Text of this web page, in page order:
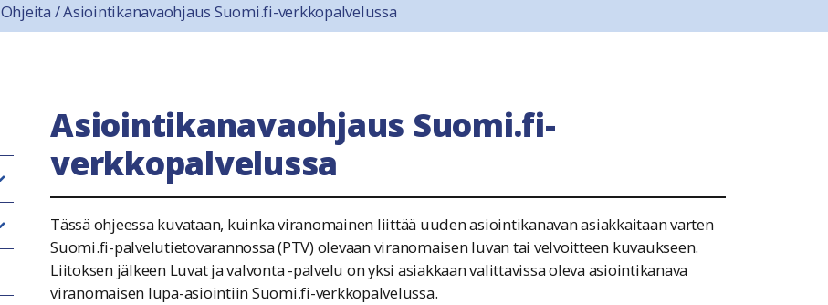
Ohjeita /Asiointikanavaohjaus Suomi.fi-verkkopalvelussa
Asiointikanavaohjaus Suomi.fi-
verkkopalvelussa
Tässä ohjeessa kuvataan, kuinka viranomainen liittää uuden asiointikanavan asiakkaitaan varten
Suomi.fi-palvelutietovarannossa (PTV) olevaan viranomaisen luvan tai velvoitteen kuvaukseen.
Liitoksen jälkeen Luvat ja valvonta -palvelu on yksi asiakkaan valittavissa oleva asiointikanava
viranomaisen lupa-asiointiin Suomi.fi-verkkopalvelussa.